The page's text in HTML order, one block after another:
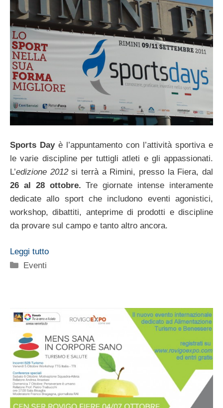
Sports Dayè l’appuntamento con l’attività sportiva e
le varie discipline per tuttigli atleti e gli appassionati.
L’edizione 2012si terrà a Rimini, presso la Fiera, dal
26 al 28 ottobre. Tre giornate intense interamente
dedicate allo sport che includono eventi agonistici,
workshop, dibattiti, anteprime di prodotti e discipline
da provare sul campo e tanto altro ancora.
Leggi tutto
Categorie
Eventi